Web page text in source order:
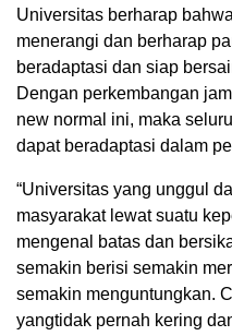
Universitas berharap
menerangi dan berharap
beradaptasi dan siap
Dengan perkembangan
new normal ini, maka
dapat beradaptasi dalam
“Universitas yang unggul
masyarakat lewat suatu
mengenal batas dan
semakin berisi semakin
semakin menguntungkan.
yangtidak pernah kering